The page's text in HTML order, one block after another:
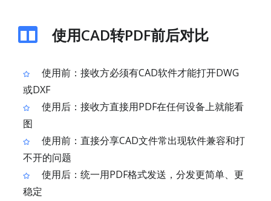
使用CAD转PDF前后对比
使用前：接收方必须有CAD软件才能打开DWG
或DXF
使用后：接收方直接用PDF在任何设备上就能看
图
使用前：直接分享CAD文件常出现软件兼容和打
不开的问题
使用后：统一用PDF格式发送，分发更简单、更
稳定